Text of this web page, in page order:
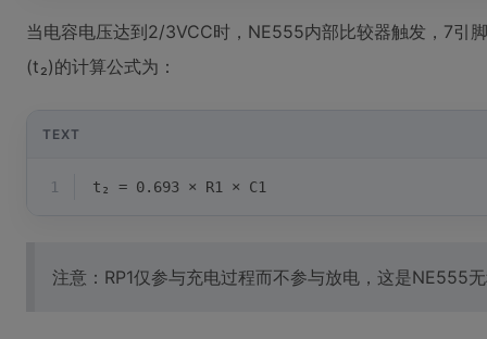
当电容电压达到2/3VCC时，NE555内部比较器触发，7引
(t₂)的计算公式为：
TEXT
1 t₂ = 0.693 × R1 × C1
注意：RP1仅参与充电过程而不参与放电，这是NE555